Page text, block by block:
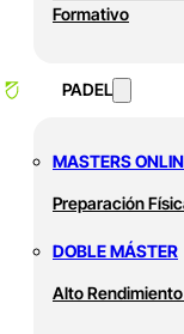
Formativo
PADEL
MASTERS
Preparación
DOBLE MÁSTER
Alto